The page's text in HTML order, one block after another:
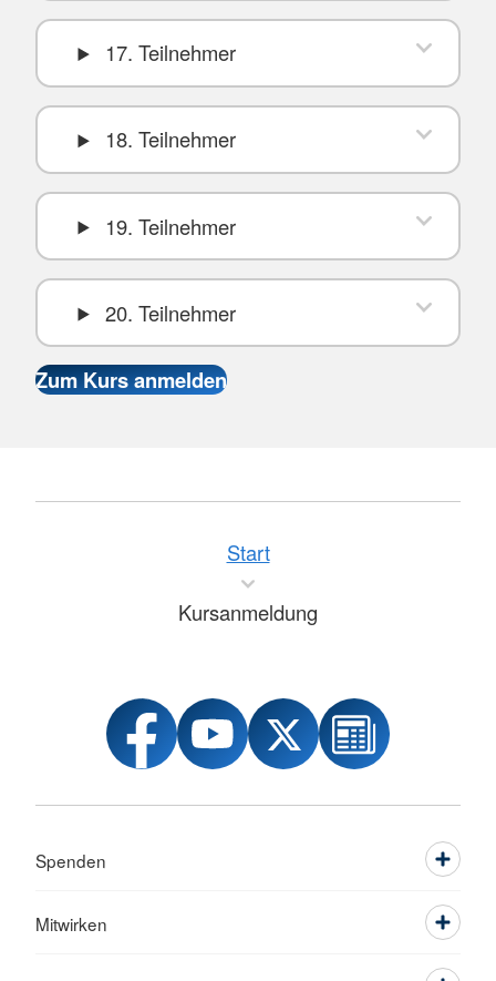
17. Teilnehmer
18. Teilnehmer
19. Teilnehmer
20. Teilnehmer
Start
Kursanmeldung
Spenden
Mitwirken